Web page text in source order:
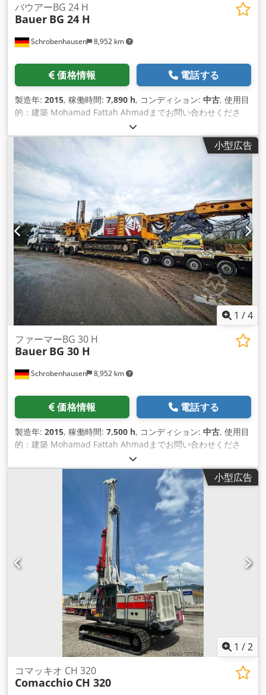
Schrobenhausen 8,952 km
バウアーBG 24 H
Bauer BG 24 H
価格情報 電話する
製造年: 2015, 稼働時間: 7,890 h, コンディション: 中古, 使用目
的：建築 Mohamad Fattah Ahmadまでお問い合わせくださ
い。 製造年：2015年 エンジン CAT C 13 / 350 kW ロータリー
ドライブ Bauer KDK 280 S B トニックケリー＋SOB＋FDP ト
ップコンディション! Dedpfx Afjh Tyywj Ujck
小型広告
1 /4
Schrobenhausen 8,952 km
ファーマーBG 30 H
Bauer BG 30 H
価格情報 電話する
製造年: 2015, 稼働時間: 7,500 h, コンディション: 中古, 使用目
的：建築 Mohamad Fattah Ahmadまでお問い合わせくださ
い。 KDK 300S ドリルドライブ Dcsdpfx Afjh Tyy Ne Uek 上部
構造 ゼンネボーゲンBS95 足回り BAUER UW 110 (BV用準備品)
エンジン CAT C15 / 433 kW ケリー 419/3/30 m B-ケリー、
SOB、VDW、FDPはトロニック。
小型広告
1 /2
コマッキオ CH 320
Comacchio CH 320